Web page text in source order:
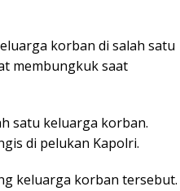
korban di salah satu
membungkuk saat
satu keluarga korban.
di pelukan Kapolri.
keluarga korban tersebut.